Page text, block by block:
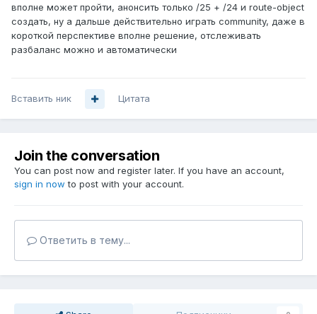
вполне может пройти, анонсить только /25 + /24 и route-object
создать, ну а дальше действительно играть community, даже в
короткой перспективе вполне решение, отслеживать
разбаланс можно и автоматически
Вставить ник Цитата
Join the conversation
You can post now and register later. If you have an account,
sign in now to post with your account.
Ответить в тему...